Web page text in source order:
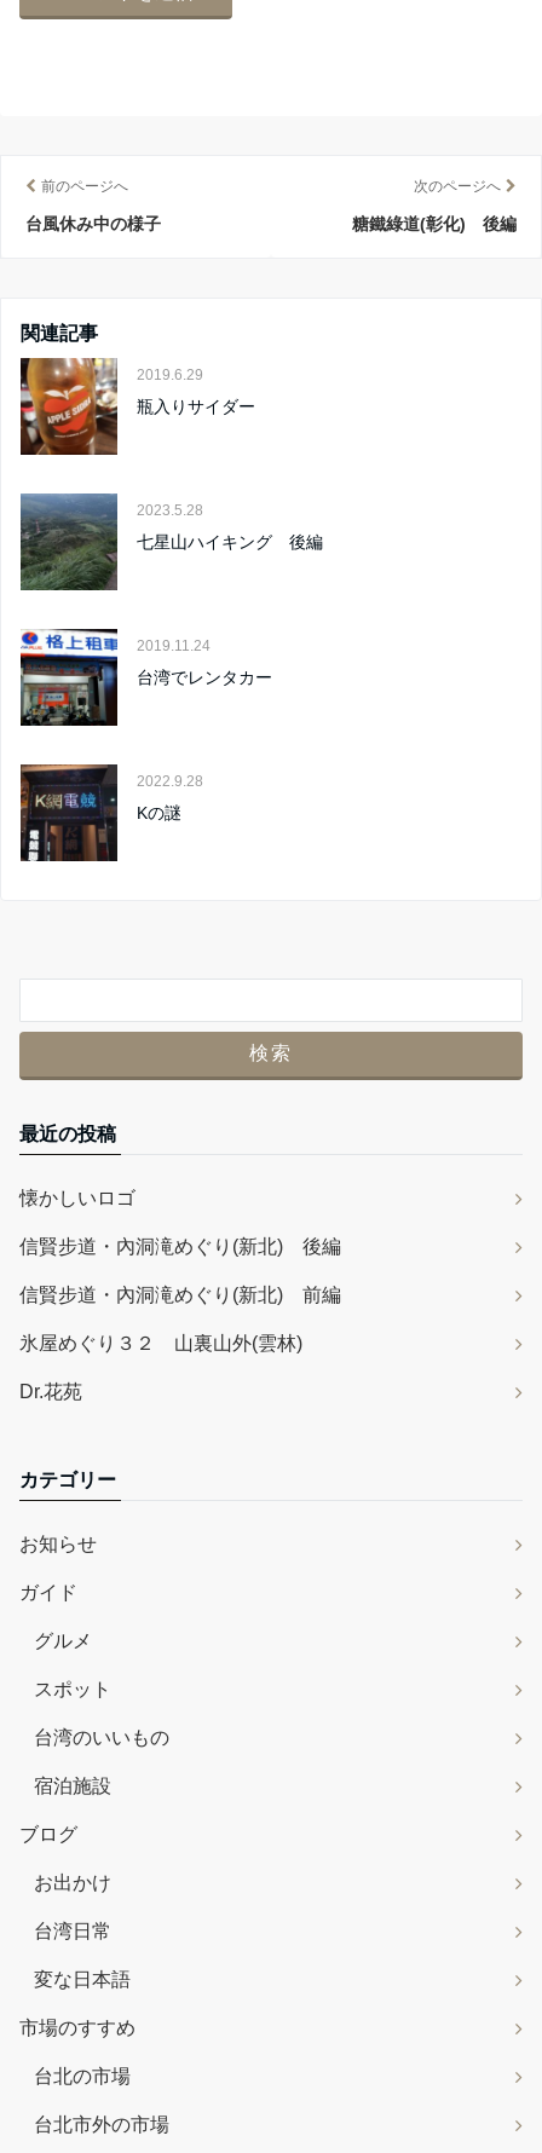
前のページへ
台風休み中の様子
次のページへ
糖鐵綠道(彰化) 後編
関連記事
2019.6.29
瓶入りサイダー
2023.5.28
七星山ハイキング 後編
2019.11.24
台湾でレンタカー
2022.9.28
Kの謎
最近の投稿
懐かしいロゴ
信賢步道・內洞滝めぐり(新北) 後編
信賢步道・內洞滝めぐり(新北) 前編
氷屋めぐり３２ 山裏山外(雲林)
Dr.花苑
カテゴリー
お知らせ
ガイド
グルメ
スポット
台湾のいいもの
宿泊施設
ブログ
お出かけ
台湾日常
変な日本語
市場のすすめ
台北の市場
台北市外の市場